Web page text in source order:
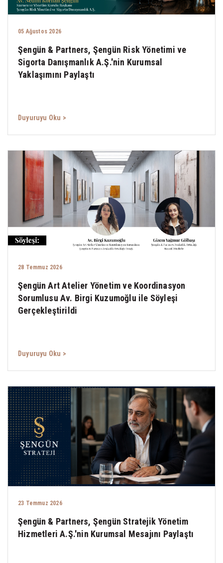
05 Ağustos 2026
Şengün & Partners, Şengün Risk Yönetimi ve
Sigorta Danışmanlık A.Ş.'nin Kurumsal
Yaklaşımını Paylaştı
Duyuruyu Oku >
28 Temmuz 2026
Şengün Art Atelier Yönetim ve Koordinasyon
Sorumlusu Av. Birgi Kuzumoğlu ile Söyleşi
Gerçekleştirildi
Duyuruyu Oku >
23 Temmuz 2026
Şengün & Partners, Şengün Stratejik Yönetim
Hizmetleri A.Ş.'nin Kurumsal Mesajını Paylaştı